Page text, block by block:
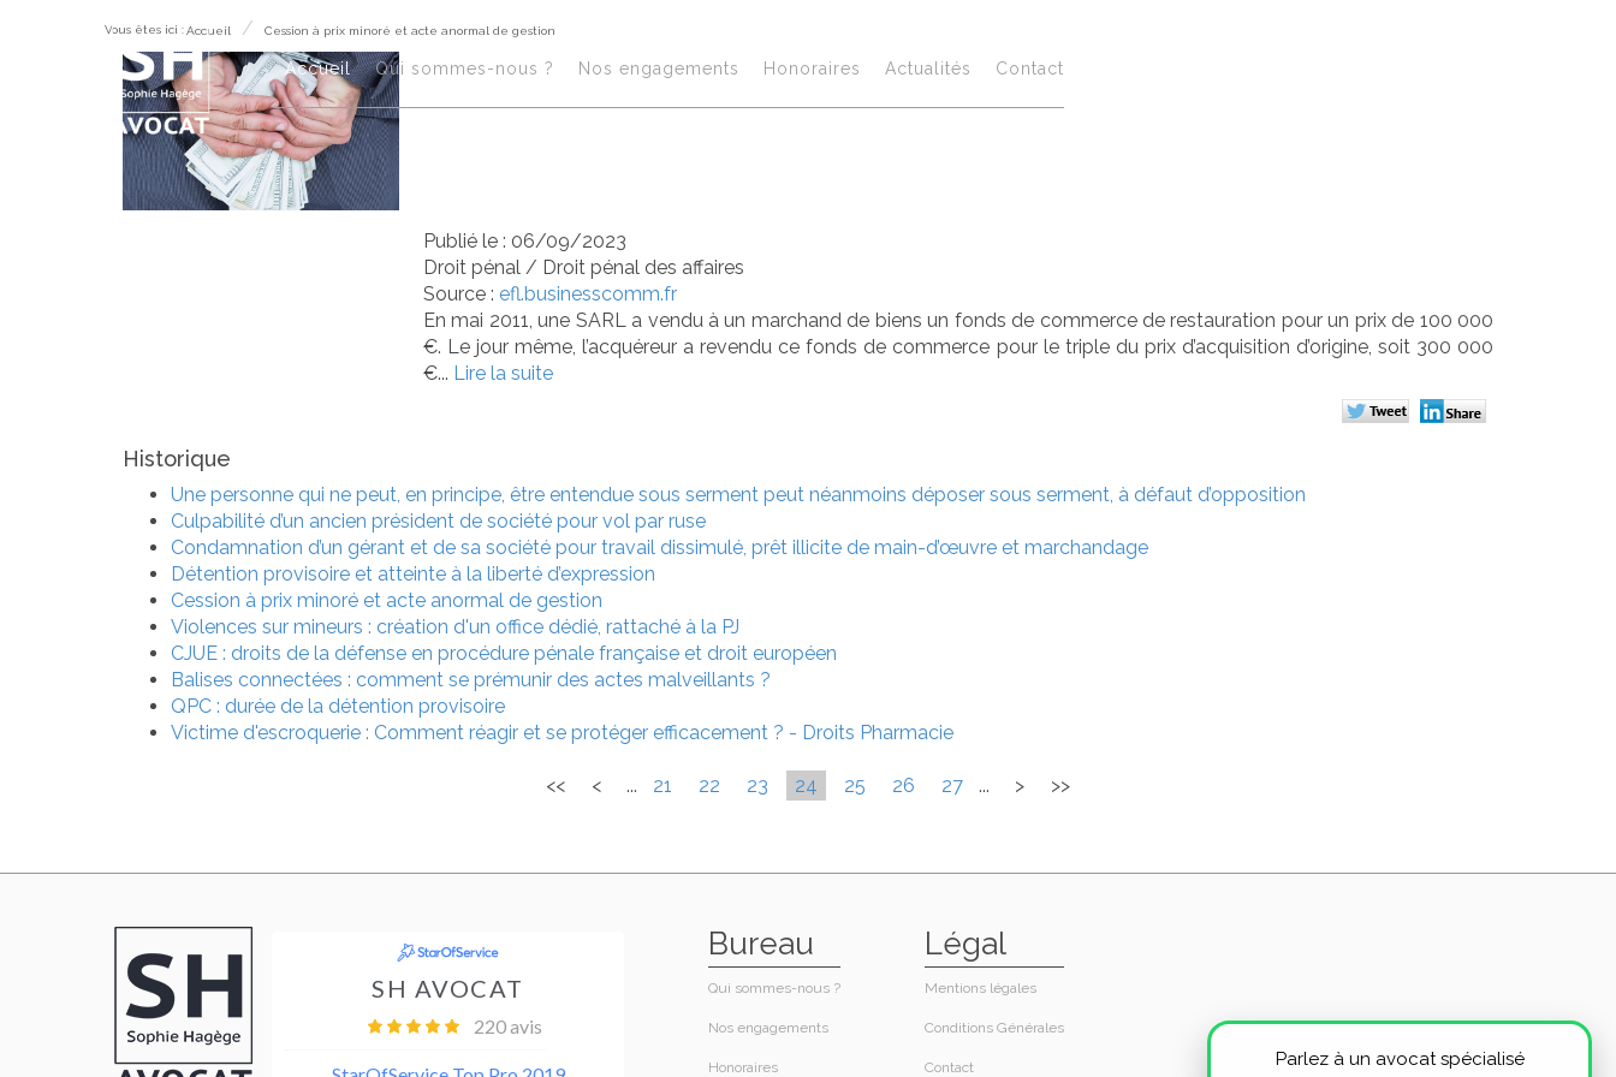
Accueil Qui sommes-nous ? Nos engagements Honoraires​ Actualités Contact
Parlez à un avocat spécialisé
Vous êtes ici :Accueil Cession à prix minoré et acte anormal de gestion
Cession à prix minoré et acte
Publié le : 06/09/2023
Droit pénal / Droit pénal des affaires
Source : efl.businesscomm.fr
En mai 2011, une SARL a vendu à un marchand de biens un fonds de commerce de restauration pour un prix de 100 000
€. Le jour même, l’acquéreur a revendu ce fonds de commerce pour le triple du prix d’acquisition d’origine, soit 300 000
€... Lire la suite
Historique
Une personne qui ne peut, en principe, être entendue sous serment peut néanmoins déposer sous serment, à défaut d’opposition
Culpabilité d’un ancien président de société pour vol par ruse
Condamnation d’un gérant et de sa société pour travail dissimulé, prêt illicite de main-d’œuvre et marchandage
Détention provisoire et atteinte à la liberté d’expression
Cession à prix minoré et acte anormal de gestion
Violences sur mineurs : création d'un office dédié, rattaché à la PJ
CJUE : droits de la défense en procédure pénale française et droit européen
Balises connectées : comment se prémunir des actes malveillants ?
QPC : durée de la détention provisoire
Victime d'escroquerie : Comment réagir et se protéger efficacement ? - Droits Pharmacie
<< < ... 21 22 23 24 25 26 27 ... > >>
Bureau
Qui sommes-nous ?
Nos engagements
Honoraires​
Légal
Contact
Mentions légales
Conditions Générales